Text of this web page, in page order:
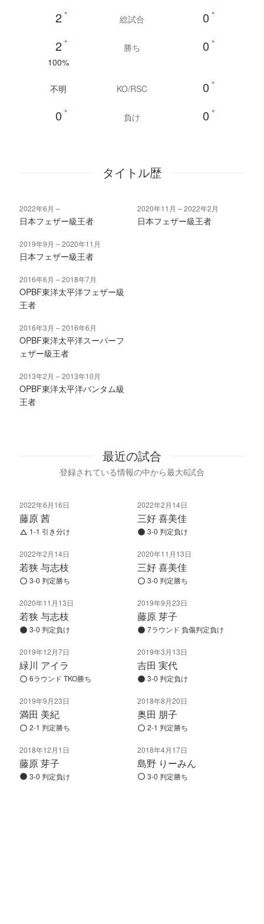
2 * 総試合 0 *
2 *
100%
勝ち 0 *
不明 KO/RSC 0 *
0 * 負け 0 *
タイトル歴
2022年6月
日本フェザー級王者
2019年9月 2020年11月
日本フェザー級王者
2016年6月 2018年7月
OPBF東洋太平洋フェザー級
王者
2016年3月 2016年6月
OPBF東洋太平洋スーパーフ
ェザー級王者
2013年2月 2013年10月
OPBF東洋太平洋バンタム級
王者
2020年11月 2022年2月
日本フェザー級王者
最近の試合
登録されている情報の中から最大6試合
2022年6月16日
藤原 茜
1-1 引き分け
2022年2月14日
若狭 与志枝
3-0 判定勝ち
2020年11月13日
若狭 与志枝
3-0 判定負け
2019年12月7日
緑川 アイラ
6ラウンド TKO勝ち
2019年9月23日
満田 美紀
2-1 判定勝ち
2018年12月1日
藤原 芽子
3-0 判定負け
2022年2月14日
三好 喜美佳
3-0 判定負け
2020年11月13日
三好 喜美佳
3-0 判定勝ち
2019年9月23日
藤原 芽子
7ラウンド 負傷判定負け
2019年3月13日
吉田 実代
3-0 判定負け
2018年8月20日
奥田 朋子
2-1 判定勝ち
2018年4月17日
島野 りーみん
3-0 判定勝ち